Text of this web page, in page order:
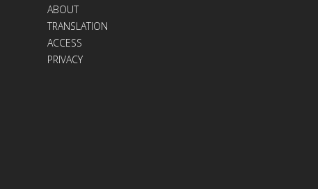
ABOUT
TRANSLATION
ACCESS
PRIVACY